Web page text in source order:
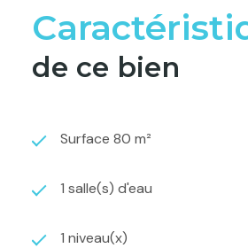
de ce bien
Surface 80 m²
1 salle(s) d'eau
1 niveau(x)